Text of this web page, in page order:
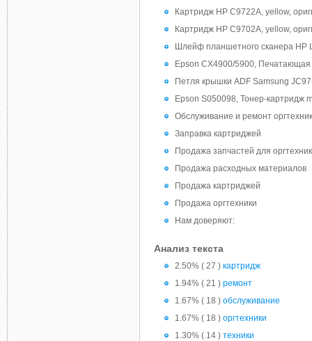
Картридж HP C9722A, yellow,
Картридж HP C9702A, yellow,
Шлейф планшетного сканера HP
Epson CX4900/5900, Печатающая
Петля крышки ADF Samsung
Epson S050098, Тонер-картридж
Обслуживание и ремонт
Заправка картриджей
Продажа запчастей для
Продажа расходных материалов
Продажа картриджей
Продажа оргтехники
Нам доверяют:
Анализ текста
2.50% ( 27 ) картридж
1.94% ( 21 ) ремонт
1.67% ( 18 ) обслуживание
1.67% ( 18 ) оргтехники
1.30% ( 14 ) техники